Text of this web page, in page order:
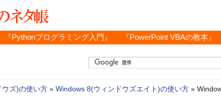
『Pythonプログラミング入門』 『PowerPoint VBAの教本』
ズ)の使い方 » Windows 8(ウィンドウズエイト)の使い方 »